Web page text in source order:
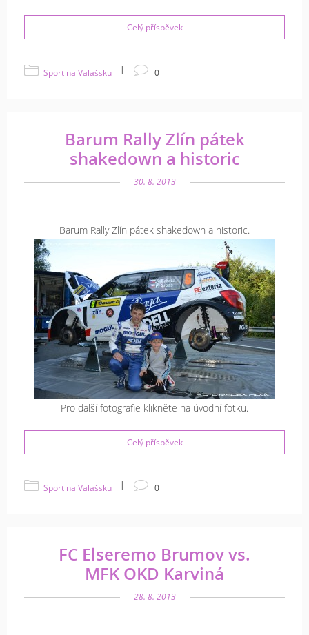
Celý příspěvek
Sport na Valašsku | 0
Barum Rally Zlín pátek
shakedown a historic
30. 8. 2013
Barum Rally Zlín pátek shakedown a historic.
Pro další fotografie klikněte na úvodní fotku.
Celý příspěvek
Sport na Valašsku | 0
FC Elseremo Brumov vs.
MFK OKD Karviná
28. 8. 2013